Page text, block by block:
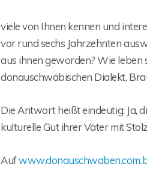
viele von Ihnen kennen und
vor rund sechs Jahrzehnten
aus ihnen geworden? Wie leben
donauschwäbischen Dialekt,
Die Antwort heißt eindeutig: Ja,
kulturelle Gut ihrer Väter mit
Auf